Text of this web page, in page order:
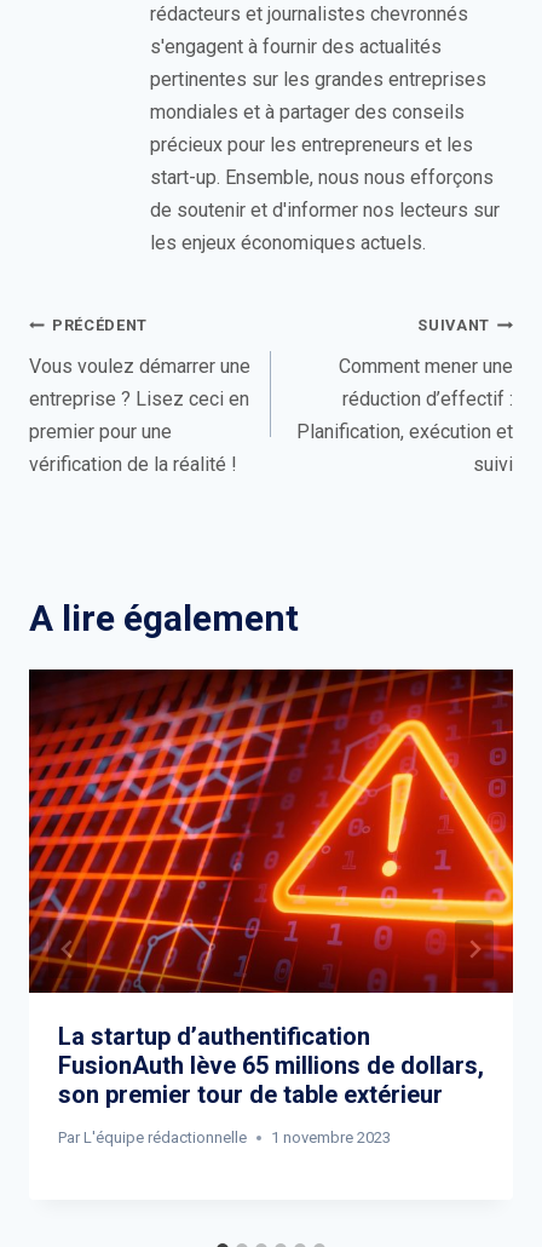
rédacteurs et journalistes chevronnés
s'engagent à fournir des actualités
pertinentes sur les grandes entreprises
mondiales et à partager des conseils
précieux pour les entrepreneurs et les
start-up. Ensemble, nous nous efforçons
de soutenir et d'informer nos lecteurs sur
les enjeux économiques actuels.
Navigation
de
l’article
PRÉCÉDENT
Vous voulez démarrer une
entreprise ? Lisez ceci en
premier pour une
vérification de la réalité !
SUIVANT
Comment mener une
réduction d’effectif :
Planification, exécution et
suivi
A lire également
La startup d’authentification
FusionAuth lève 65 millions de dollars,
son premier tour de table extérieur
Par L'équipe rédactionnelle 1 novembre 2023